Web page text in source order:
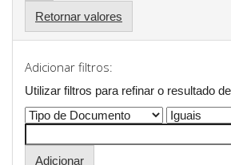
Retornar valores
Adicionar filtros:
Utilizar filtros para refinar o resultado